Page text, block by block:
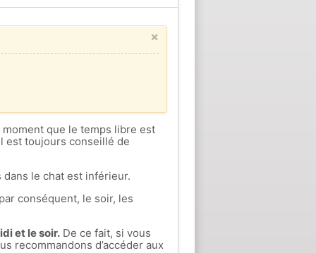
×
moment que le temps libre est
est toujours conseillé de
le chat est inférieur.
conséquent, le soir, les
et le soir.De ce fait, si vous
recommandons d’accéder aux